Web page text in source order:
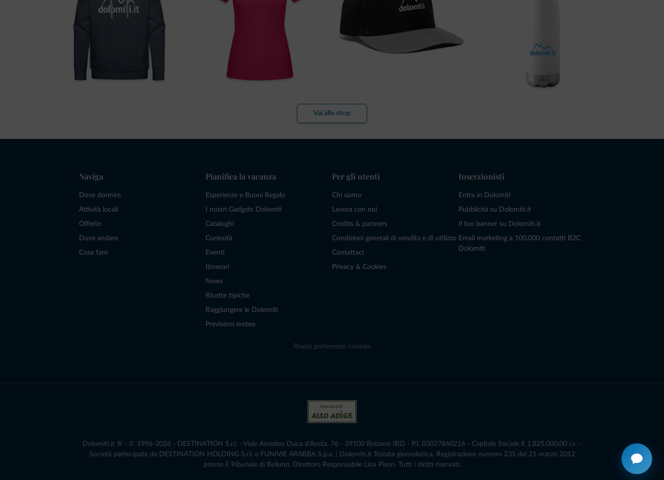
Vai allo shop
Naviga
Dove dormire
Attività locali
Offerte
Dove andare
Cosa fare
Pianifica la vacanza
Esperienze e Buoni Regalo
I nostri Gadgets Dolomiti
Cataloghi
Curiosità
Eventi
Itinerari
News
Ricette tipiche
Raggiungere le Dolomiti
Previsioni meteo
Per gli utenti
Chi siamo
Lavora con noi
Credits & partners
Condizioni generali di vendita e di utilizzo
Contattaci
Privacy & Cookies
Inserzionisti
Entra in Dolomiti
Pubblicità su Dolomiti.it
Il tuo banner su Dolomiti.it
Email marketing a 100.000 contatti B2C
Dolomiti
Rivedi preferenze cookies
Dolomiti.it ® - © 1996-2026 - DESTINATION S.r.l. - Viale Amedeo Duca d'Aosta, 76 - 39100 Bolzano (BZ) - P.I. 03027860216 - Capitale Sociale € 1.825.000,00 i.v. -
Società partecipata da DESTINATION HOLDING S.r.l. e FUNIVIE ARABBA S.p.a. | Dolomiti.it Testata giornalistica. Registrazione numero 235 del 21 marzo 2012
presso il Tribunale di Belluno.­ Direttore Responsabile Lina Pison. Tutti i diritti riservati.